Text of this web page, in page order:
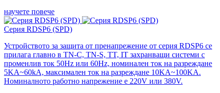
научете повече
Серия RDSP6 (SPD)
Устройството за защита от пренапрежение от серия RDSP6 се
прилага главно в TN-C, TN-S, TT, IT захранващи системи с
променлив ток 50Hz или 60Hz, номинален ток на разреждане
5KA~60kA, максимален ток на разреждане 10KA~100KA.
Номиналното работно напрежение е 220V или 380V.